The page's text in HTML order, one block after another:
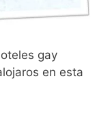
gay
en esta